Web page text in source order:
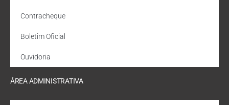
Contracheque
Boletim Oficial
Ouvidoria
ÁREA ADMINISTRATIVA